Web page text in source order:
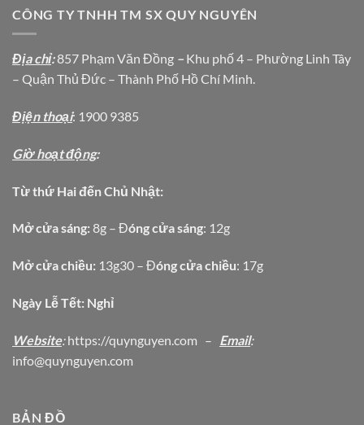
CÔNG TY TNHH TM SX QUY NGUYÊN
Địa chỉ:857 Phạm Văn Đồng – Khu phố 4 – Phường Linh Tây
– Quận Thủ Đức – Thành Phố Hồ Chí Minh.
Địện thoại: 1900 9385
Giờ hoạt động:
Từ thứ Hai đến Chủ Nhật:
Mở cửa sáng: 8g – Đóng cửa sáng: 12g
Mở cửa chiều: 13g30 – Đóng cửa chiều: 17g
Ngày Lễ Tết: Nghỉ
Website:https://quynguyen.com – Email:
info@quynguyen.com
BẢN ĐỒ